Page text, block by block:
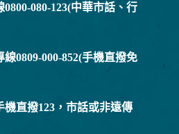
080-123(中華市話、行
0809-000-852(手機直撥免
機直撥123，市話或非遠傳